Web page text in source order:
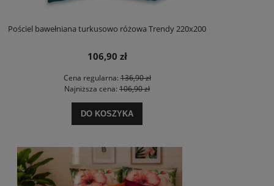
Pościel bawełniana turkusowo różowa Trendy 220x200
106,90 zł
Cena regularna:136,90 zł
Najniższa cena: 106,90 zł
DO KOSZYKA